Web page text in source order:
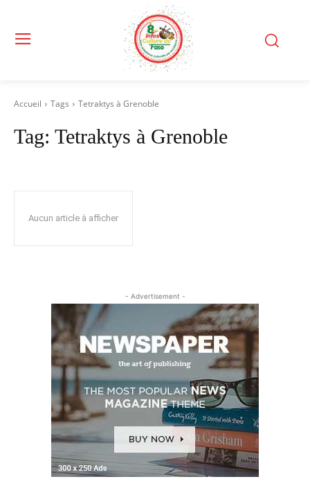
Accueil Tags Tetraktys à Grenoble
Tag: Tetraktys à Grenoble
Aucun article à afficher
- Advertisement -